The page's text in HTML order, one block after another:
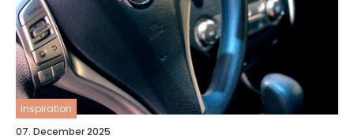
inspiration
07. December 2025